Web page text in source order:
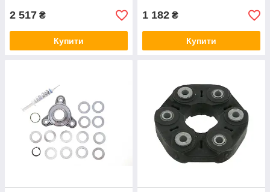
2 517 ₴
Купити
1 182 ₴
Купити